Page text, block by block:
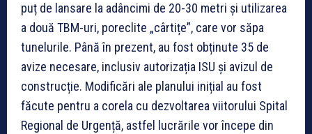
puț de lansare la adâncimi de 20-30 metri și utilizarea
a două TBM-uri, poreclite „cârtițe”, care vor săpa
tunelurile. Până în prezent, au fost obținute 35 de
avize necesare, inclusiv autorizația ISU și avizul de
construcție. Modificări ale planului inițial au fost
făcute pentru a corela cu dezvoltarea viitorului Spital
Regional de Urgență, astfel lucrările vor începe din